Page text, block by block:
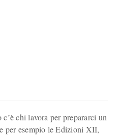
chi lavora per prepararci un
per esempio le Edizioni XII,